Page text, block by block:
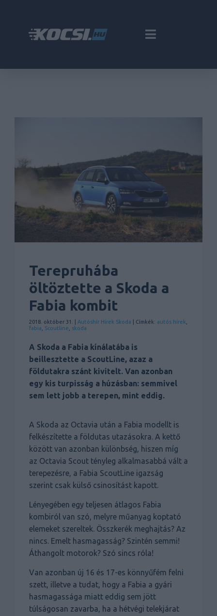
Terepruhába
öltöztette a Skoda a
Fabia kombit
2018. október 31. | Autóshír Hírek Skoda | Címkék: autós hírek
fabia
Scoutline skoda
A Skoda a Fabia kínálatába is
beillesztette a ScoutLine, azaz a
földutakra szánt kivitelt. Van azonban
egy kis turpisság a húzásban: semmivel
sem lett jobb a terepen, mint eddig.
A Skoda az Octavia után a Fabia modellt is
felkészítette a földutas utazásokra. A kettő
között van azonban különbség, hiszen míg
az Octavia Scout tényleg alkalmasabbá vált a
terepezésre, a Fabia ScoutLine igazság
szerint csak külső csinosítást kapott.
Lényegében egy teljesen átlagos Fabia
kombiról van szó, melyre műanyag koptató
elemeket szereltek. Összkerék meghajtás? Az
nincs. Emelt hasmagasság? Szintén semmi!
Áthangolt motorok? Szó sincs róla!
Van azonban új 16 és 17-es könnyűfém felni
szett, illetve a tudat, hogy a Fabia a gyári
hasmagassága miatt eddig sem jött
túlságosan zavarba, ha a hétvégi telekjárat